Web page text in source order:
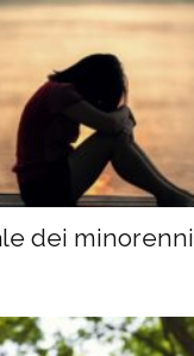
dei minorenni